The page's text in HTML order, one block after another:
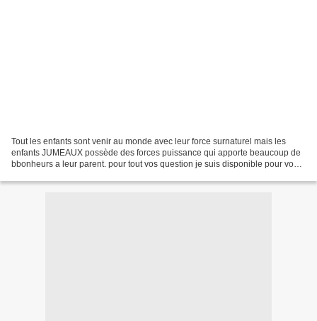
Tout les enfants sont venir au monde avec leur force surnaturel mais les
enfants JUMEAUX possède des forces puissance qui apporte beaucoup de
bbonheurs a leur parent. pour tout vos question je suis disponible pour vous